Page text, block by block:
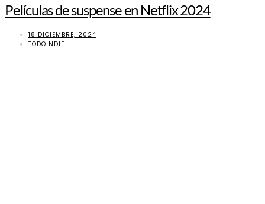
Películas de suspense en Netflix 2024
18 DICIEMBRE, 2024
TODOINDIE